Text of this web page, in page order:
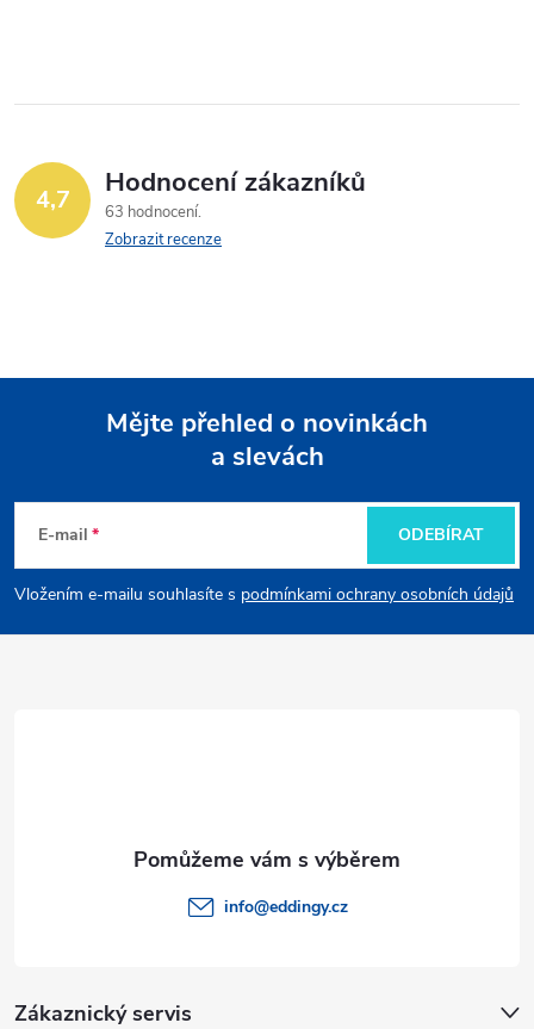
4,7 Hodnocení zákazníků
63 hodnocení
Zobrazit recenze
p
a
Mějte přehled o novinkách
a slevách
E-mail
Vložením e-mailu souhlasíte s podmínkami ochrany osobních údajů
ODEBÍRAT
Zákaznický servis
info@eddingy.cz